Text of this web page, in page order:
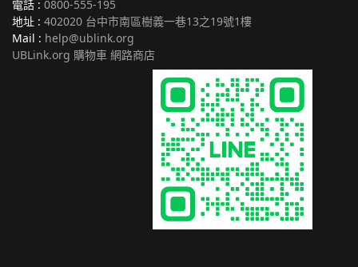
電話 : 0800-555-195
地址 : 402020 台中市南區樹義一巷13之19號1樓
Mail : help@ublink.org
UBLink.org 購物車 網路商店